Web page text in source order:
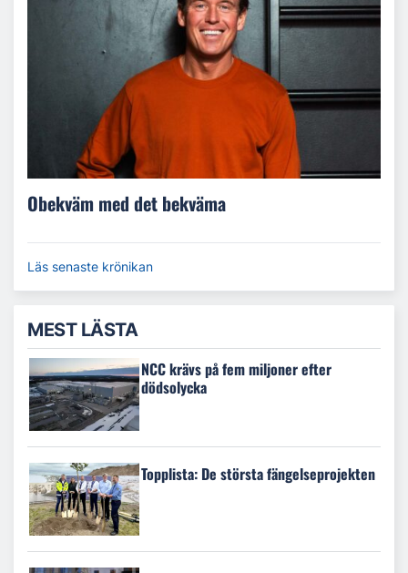
Obekväm med det bekväma
Läs senaste krönikan
MEST LÄSTA
NCC krävs på fem miljoner efter
dödsolycka
Topplista: De största fängelseprojekten